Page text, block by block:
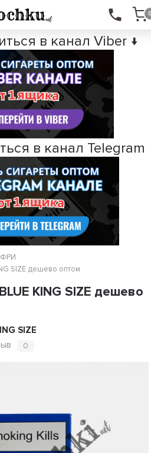
в канал Viber ↓
в канал Telegram
SIZE дешево оптом
KING SIZE дешево
SIZE
0